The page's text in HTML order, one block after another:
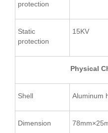
protection
Static
protection
15KV
Physical
Shell Aluminum
Dimension